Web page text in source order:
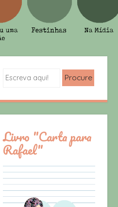
Search
Livro "Carta para
Rafael"